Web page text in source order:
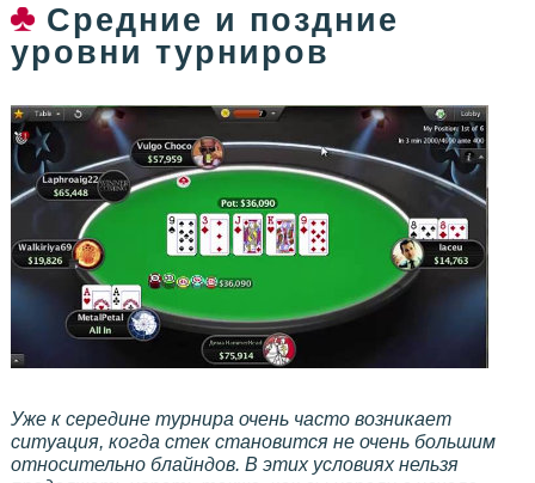
Средние и поздние
уровни турниров
Уже к середине турнира очень часто возникает
ситуация, когда стек становится не очень большим
относительно блайндов. В этих условиях нельзя